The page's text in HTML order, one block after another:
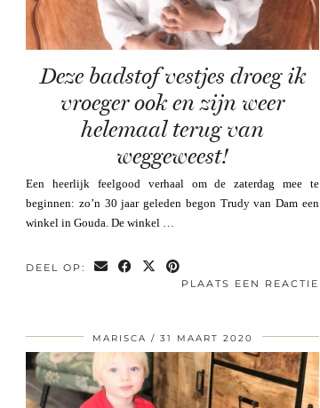
Deze badstof vestjes droeg ik
vroeger ook en zijn weer
helemaal terug van
weggeweest!
Een heerlijk feelgood verhaal om de zaterdag mee te
beginnen: zo’n 30 jaar geleden begon Trudy van Dam een
winkel in Gouda. De winkel …
DEEL OP:
PLAATS EEN REACTIE
MARISCA 31 MAART 2020